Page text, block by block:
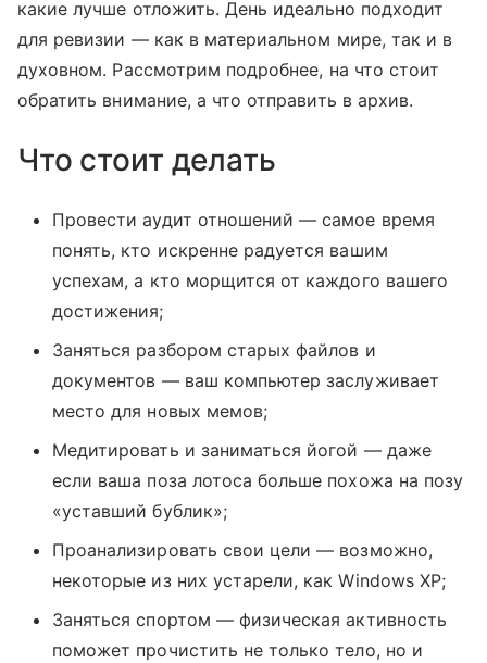
какие лучше отложить. День идеально подходит
для ревизии — как в материальном мире, так и в
духовном. Рассмотрим подробнее, на что стоит
обратить внимание, а что отправить в архив.
Что стоит делать
Провести аудит отношений — самое время
понять, кто искренне радуется вашим
успехам, а кто морщится от каждого вашего
достижения;
Заняться разбором старых файлов и
документов — ваш компьютер заслуживает
место для новых мемов;
Медитировать и заниматься йогой — даже
если ваша поза лотоса больше похожа на позу
«уставший бублик»;
Проанализировать свои цели — возможно,
некоторые из них устарели, как Windows XP;
Заняться спортом — физическая активность
поможет прочистить не только тело, но и